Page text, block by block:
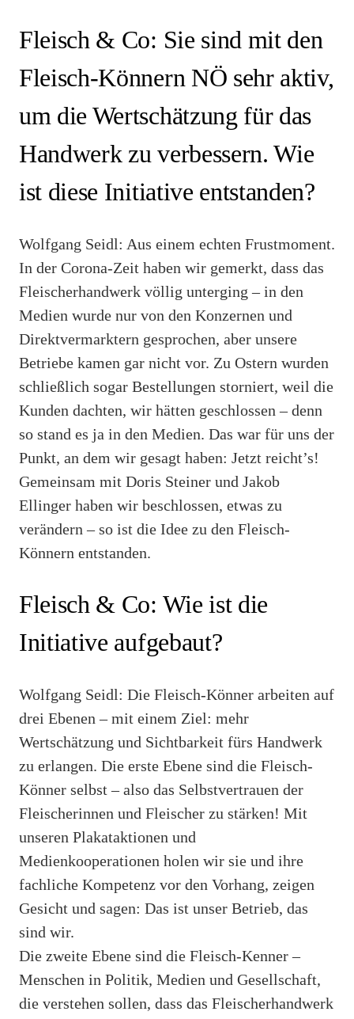
Fleisch & Co: Sie sind mit den
Fleisch-Könnern NÖ sehr aktiv,
um die Wertschätzung für das
Handwerk zu verbessern. Wie
ist diese Initiative entstanden?
Wolfgang Seidl: Aus einem echten Frustmoment.
In der Corona-Zeit haben wir gemerkt, dass das
Fleischerhandwerk völlig unterging – in den
Medien wurde nur von den Konzernen und
Direktvermarktern gesprochen, aber unsere
Betriebe kamen gar nicht vor. Zu Ostern wurden
schließlich sogar Bestellungen storniert, weil die
Kunden dachten, wir hätten geschlossen – denn
so stand es ja in den Medien. Das war für uns der
Punkt, an dem wir gesagt haben: Jetzt reicht’s!
Gemeinsam mit Doris Steiner und Jakob
Ellinger haben wir beschlossen, etwas zu
verändern – so ist die Idee zu den Fleisch-
Könnern entstanden.
Fleisch & Co: Wie ist die
Initiative aufgebaut?
Wolfgang Seidl: Die Fleisch-Könner arbeiten auf
drei Ebenen – mit einem Ziel: mehr
Wertschätzung und Sichtbarkeit fürs Handwerk
zu erlangen. Die erste Ebene sind die Fleisch-
Könner selbst – also das Selbstvertrauen der
Fleischerinnen und Fleischer zu stärken! Mit
unseren Plakataktionen und
Medienkooperationen holen wir sie und ihre
fachliche Kompetenz vor den Vorhang, zeigen
Gesicht und sagen: Das ist unser Betrieb, das
sind wir.
Die zweite Ebene sind die Fleisch-Kenner –
Menschen in Politik, Medien und Gesellschaft,
die verstehen sollen, dass das Fleischerhandwerk